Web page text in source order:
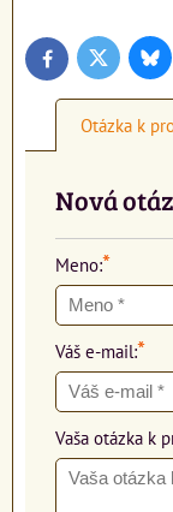
FacebookTwitter
Otázka k
Nová
Meno:*
Váš e-mail:*
Vaša otázka k